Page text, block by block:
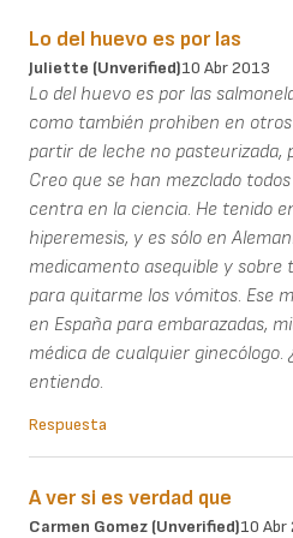
Lo del huevo es por las
Juliette (unverified)10 Abr 2013
Lo del huevo es por las
como también prohiben en
partir de leche no pasteurizada,
Creo que se han mezclado
centra en la ciencia. He tenido
hiperemesis, y es sólo en
medicamento asequible y
para quitarme los vómitos. Ese
en España para embarazadas,
médica de cualquier ginecólogo.
entiendo.
Respuesta
A ver si es verdad que
Carmen Gomez (unverified)10 Abr